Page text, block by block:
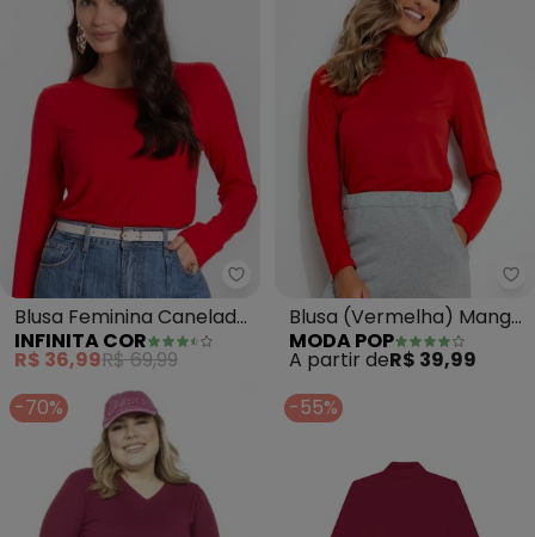
Infinita Cor - Blusa Feminina
Blusa Feminina Canelada
com Manga Longa
(Vermelho)
INFINITA COR
R$ 36,99R$ 69,99
Blusa (Vermelha) Manga
Longa em Helanca
MODA POP
A partir deR$ 39,99
-70%
-55%